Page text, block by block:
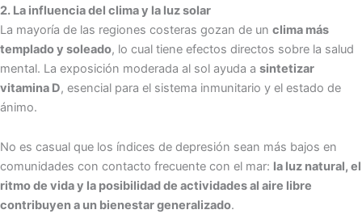
2. La influencia del clima y la luz solar
La mayoría de las regiones costeras gozan de un clima más
templado y soleado, lo cual tiene efectos directos sobre la salud
mental. La exposición moderada al sol ayuda a sintetizar
vitamina D, esencial para el sistema inmunitario y el estado de
ánimo.
No es casual que los índices de depresión sean más bajos en
comunidades con contacto frecuente con el mar: la luz natural, el
ritmo de vida y la posibilidad de actividades al aire libre
contribuyen a un bienestar generalizado.